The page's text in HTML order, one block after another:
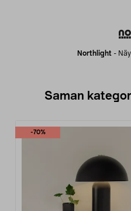
Northlight -
Saman
-70%